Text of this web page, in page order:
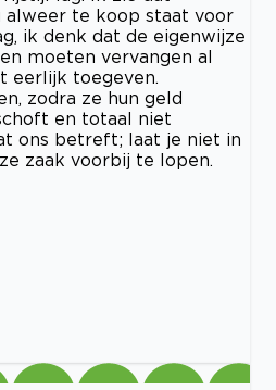
alweer te koop staat voor
ik denk dat de eigenwijze
moeten vervangen al
eerlijk toegeven.
zodra ze hun geld
en totaal niet
ons betreft; laat je niet in
zaak voorbij te lopen.